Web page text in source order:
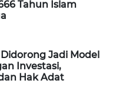
Tahun Islam
Jadi Model
Investasi,
Hak Adat